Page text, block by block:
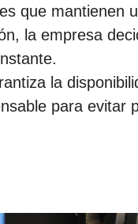
que mantienen
la empresa
la
para evitar